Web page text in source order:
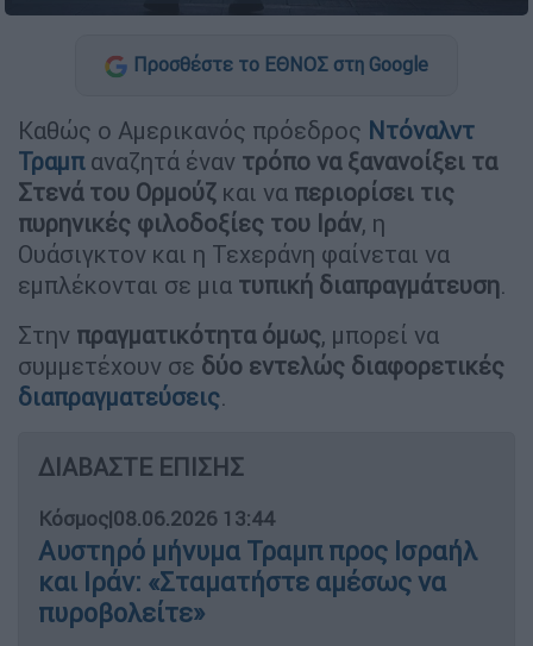
Προσθέστε το ΕΘΝΟΣ στη Google
Καθώς ο Αμερικανός πρόεδρος Ντόναλντ
Τραμπαναζητά έναν τρόπο να ξανανοίξει τα
Στενά του Ορμούζ και να περιορίσει τις
πυρηνικές φιλοδοξίες του Ιράν, η
Ουάσιγκτον και η Τεχεράνη φαίνεται να
εμπλέκονται σε μια τυπική διαπραγμάτευση.
Στην πραγματικότητα όμως, μπορεί να
συμμετέχουν σε δύο εντελώς διαφορετικές
διαπραγματεύσεις.
ΔΙΑΒΑΣΤΕ ΕΠΙΣΗΣ
Κόσμος|08.06.2026 13:44
Αυστηρό μήνυμα Τραμπ προς Ισραήλ
και Ιράν: «Σταματήστε αμέσως να
πυροβολείτε»